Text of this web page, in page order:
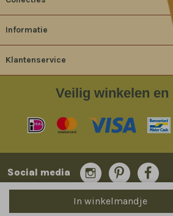
In winkelmandje
Informatie
Klantenservice
Veilig winkelen en
Social media
© 2014-2026 Bladergoud